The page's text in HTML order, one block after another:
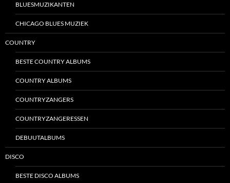
BLUESMUZIKANTEN
CHICAGO BLUES MUZIEK
COUNTRY
BESTE COUNTRY ALBUMS
COUNTRY ALBUMS
COUNTRYZANGERS
COUNTRYZANGERESSEN
DEBUUTALBUMS
DISCO
BESTE DISCO ALBUMS